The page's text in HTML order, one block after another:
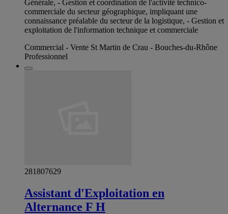
Générale, - Gestion et coordination de l'activité technico-
commerciale du secteur géographique, impliquant une
connaissance préalable du secteur de la logistique, - Gestion et
exploitation de l'information technique et commerciale
Commercial - Vente St Martin de Crau - Bouches-du-Rhône
Professionnel
281807629
Assistant d'Exploitation en
Alternance F H